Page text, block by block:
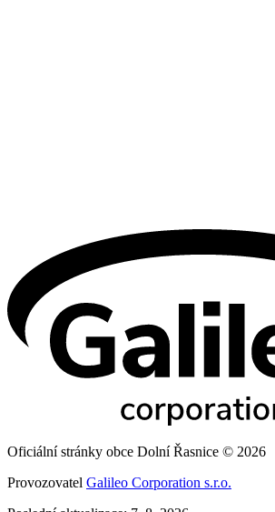
Oficiální stránky obce Dolní Řasnice © 2026
Provozovatel Galileo Corporation s.r.o.